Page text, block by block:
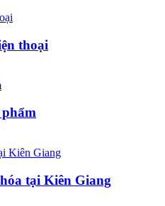
thoại
tại Kiên Giang